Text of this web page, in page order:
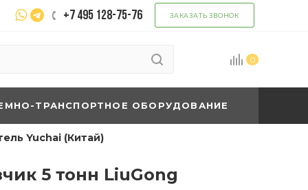
+7 495 128-75-76 ЗАКАЗАТЬ ЗВОНОК
0
ТРАНСПОРТНОЕ ОБОРУДОВАНИЕ
Yuchai (Китай)
5 тонн LiuGong